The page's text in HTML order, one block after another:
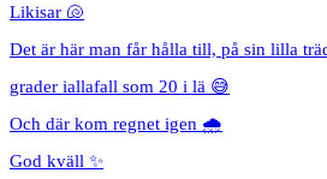
Likisar 🐚
Det är här man får hålla till, på sin lilla
grader iallafall som 20 i lä 😅
Och där kom regnet igen 🌧️
God kväll ✨